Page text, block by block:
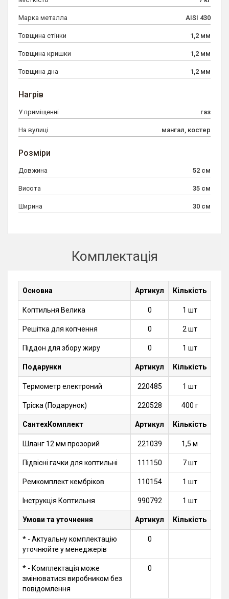
Марка металла AISI 430
Товщина стінки 1,2 мм
Товщина кришки 1,2 мм
Товщина дна 1,2 мм
Нагрів
У приміщенні газ
На вулиці мангал, костер
Розміри
Довжина 52 см
Висота 35 см
Ширина 30 см
Комплектація
Основна Артикул Кількість
Коптильня Велика 0 1 шт
Решітка для копчення 0 2 шт
Піддон для збору жиру 0 1 шт
Подарунки Артикул Кількість
Термометр електроний 220485 1 шт
Тріска (Подарунок) 220528 400 г
СантехКомплект Артикул Кількість
Шланг 12 мм прозорий 221039 1,5 м
Підвісні гачки для коптильні 111150 7 шт
Ремкомплект кембріков 110154 1 шт
Інструкція Коптильня 990792 1 шт
Умови та уточнення Артикул Кількість
* - Актуальну комплектацію
уточнюйте у менеджерів
0
* - Комплектація може
змінюватися виробником без
повідомлення
0